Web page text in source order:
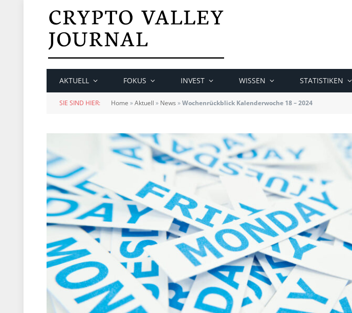
AKTUELL FOKUS INVEST WISSEN STATISTIKEN
SIE SIND HIER: Home »Aktuell » News »Wochenrückblick Kalenderwoche 18 – 2024